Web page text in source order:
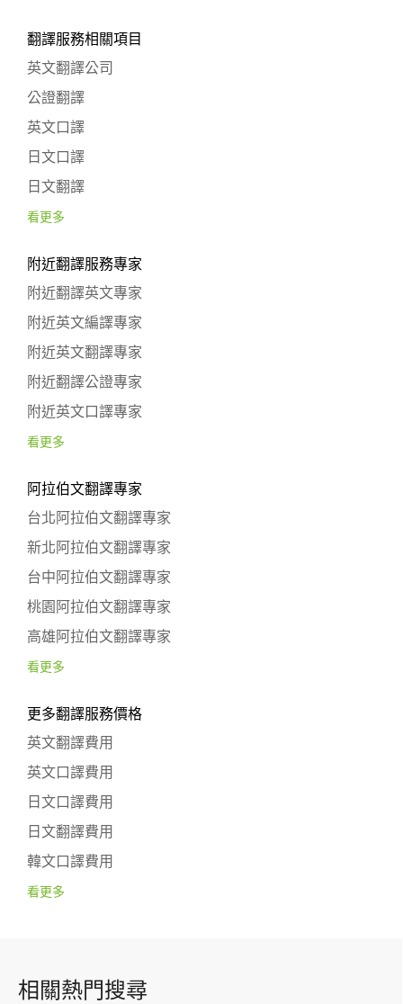
翻譯服務相關項目
英文翻譯公司
公證翻譯
英文口譯
日文口譯
日文翻譯
看更多
附近翻譯服務專家
附近翻譯英文專家
附近英文編譯專家
附近英文翻譯專家
附近翻譯公證專家
附近英文口譯專家
看更多
阿拉伯文翻譯專家
台北阿拉伯文翻譯專家
新北阿拉伯文翻譯專家
台中阿拉伯文翻譯專家
桃園阿拉伯文翻譯專家
高雄阿拉伯文翻譯專家
看更多
更多翻譯服務價格
英文翻譯費用
英文口譯費用
日文口譯費用
日文翻譯費用
韓文口譯費用
看更多
相關熱門搜尋